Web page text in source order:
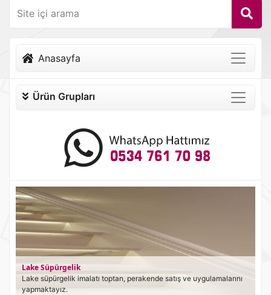
Anasayfa
Ürün Grupları
Lake Süpürgelik
Lake süpürgelik imalatı toptan, perakende satış ve uygulamalarını
yapmaktayız.